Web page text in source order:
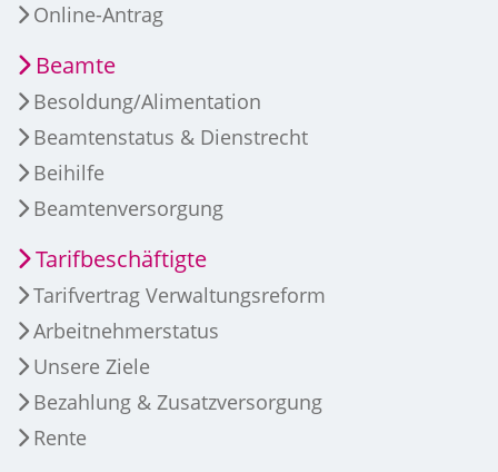
Online-Antrag
Beamte
Besoldung/Alimentation
Beamtenstatus & Dienstrecht
Beihilfe
Beamtenversorgung
Tarifbeschäftigte
Tarifvertrag Verwaltungsreform
Arbeitnehmerstatus
Unsere Ziele
Bezahlung & Zusatzversorgung
Rente